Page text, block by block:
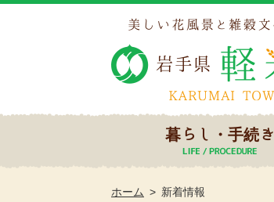
暮らし・手続き
ホーム 新着情報